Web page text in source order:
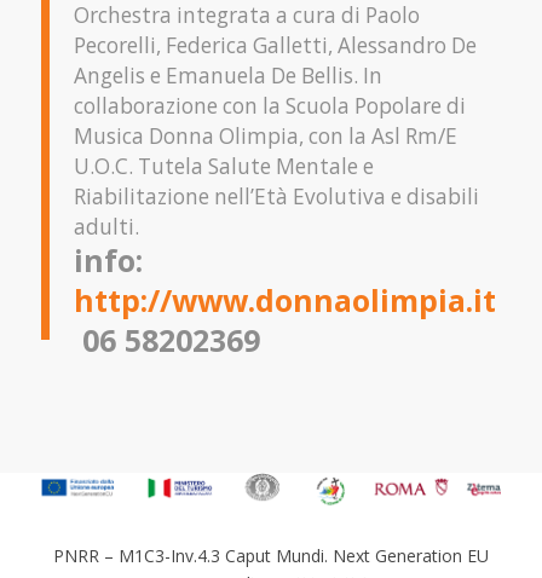
Orchestra integrata a cura di Paolo
Pecorelli, Federica Galletti, Alessandro De
Angelis e Emanuela De Bellis. In
collaborazione con la Scuola Popolare di
Musica Donna Olimpia, con la Asl Rm/E
U.O.C. Tutela Salute Mentale e
Riabilitazione nell’Età Evolutiva e disabili
adulti.
info:
http://www.donnaolimpia.it
06 58202369
PNRR – M1C3-Inv.4.3 Caput Mundi. Next Generation EU